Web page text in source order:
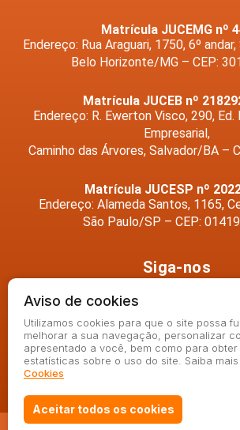
Matrícula JUCEMG nº
Endereço: Rua Araguari, 1750, 6º
Belo Horizonte/MG – CEP:
Matrícula JUCEB nº
Endereço: R. Ewerton Visco, 290,
Empresarial,
Caminho das Árvores, Salvador/BA –
Matrícula JUCESP nº
Endereço: Alameda Santos, 1165,
São Paulo/SP – CEP:
Siga-nos
Aviso de cookies
Utilizamos cookies para que o site possa
melhorar a sua navegação, personalizar
apresentado a você, bem como para
estatísticas sobre o uso do site. Saiba
Cookies
Aceitar todos os cookies